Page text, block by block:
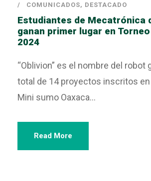
COMUNICADOS, DESTACADO
Estudiantes de Mecatrónica
ganan primer lugar en
2024
“Oblivion” es el nombre del robot
total de 14 proyectos inscritos en
Mini sumo Oaxaca...
Read More